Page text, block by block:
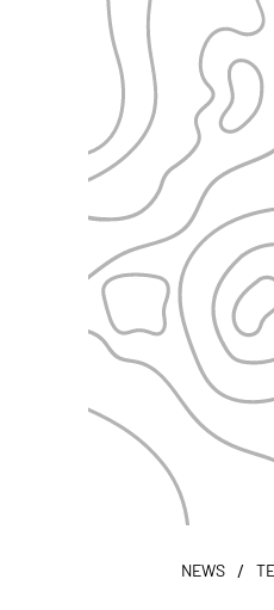
NEWS /